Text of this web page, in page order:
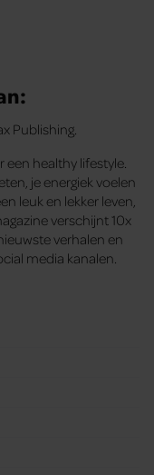
Publishing.
healthy lifestyle.
je energiek voelen
leuk en lekker leven,
verschijnt 10x
verhalen en
media kanalen.